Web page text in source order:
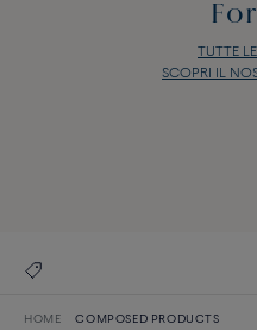
TUTTE
SCOPRI IL
HOME COMPOSED PRODUCTS